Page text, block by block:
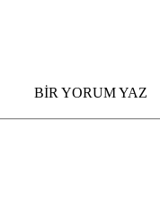
BİR YORUM YAZ